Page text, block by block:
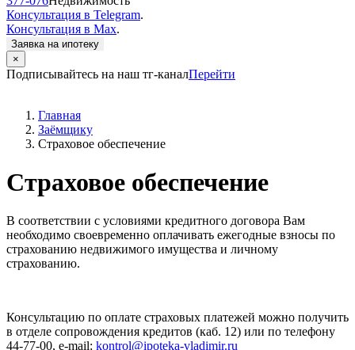
Консультация в Telegram.
Консультация в Max.
Заявка на ипотеку
×
Подписывайтесь на наш тг-каналПерейти
Главная
Заёмщику
Страховое обеспечение
Страховое обеспечение
В соответствии с условиями кредитного договора Вам
необходимо своевременно оплачивать ежегодные взносы по
страхованию недвижимого имущества и личному
страхованию.
Консультацию по оплате страховых платежей можно получить
в отделе сопровождения кредитов (каб. 12) или по телефону
44-77-00, е-mail: kontrol@ipoteka-vladimir.ru